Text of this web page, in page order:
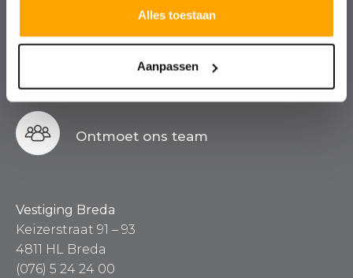
Alles toestaan
Aanpassen
een nuchtere blik.
Ontmoet ons team
Vestiging Breda
Keizerstraat 91 – 93
4811 HL Breda
(076) 5 24 24 00